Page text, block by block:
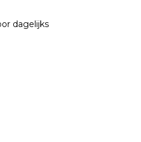
dagelijks